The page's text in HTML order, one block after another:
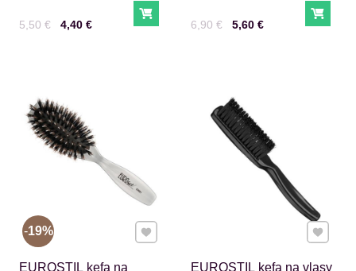
Cena s DPH
4,40 €
Pred zľavou:
5,50 € Do košíkaCena s DPH
5,60 €
Pred zľavou:
6,90 € Do
EUROSTIL kefa na
19% Pridať k Obľúbeným
EUROSTIL kefa na vlasy
Pridať